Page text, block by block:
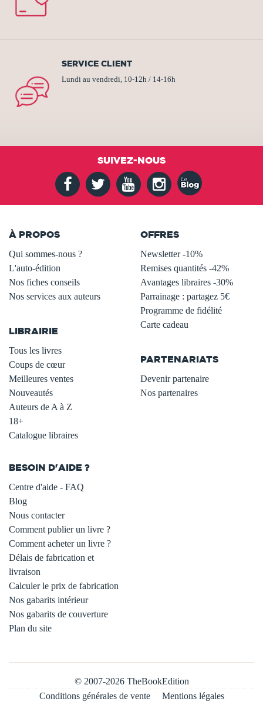
SERVICE CLIENT
Lundi au vendredi, 10-12h / 14-16h
SUIVEZ-NOUS
À PROPOS
Qui sommes-nous ?
L'auto-édition
Nos fiches conseils
Nos services aux auteurs
LIBRAIRIE
Tous les livres
Coups de cœur
Meilleures ventes
Nouveautés
Auteurs de A à Z
18+
Catalogue libraires
OFFRES
Newsletter -10%
Remises quantités -42%
Avantages libraires -30%
Parrainage : partagez 5€
Programme de fidélité
Carte cadeau
PARTENARIATS
Devenir partenaire
Nos partenaires
BESOIN D'AIDE ?
Centre d'aide - FAQ
Blog
Nous contacter
Comment publier un livre ?
Comment acheter un livre ?
Délais de fabrication et
livraison
Calculer le prix de fabrication
Nos gabarits intérieur
Nos gabarits de couverture
Plan du site
© 2007-2026 TheBookEdition
Conditions générales de vente
Mentions légales